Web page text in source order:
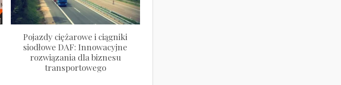
Pojazdy ciężarowe i ciągniki
siodłowe DAF: Innowacyjne
rozwiązania dla biznesu
transportowego